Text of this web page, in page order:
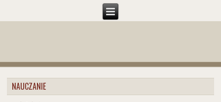
NAUCZANIE